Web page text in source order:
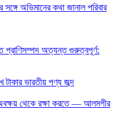
অভিমানের কথা জানাল পরিবার
প্রাণিসম্পদ অত্যন্ত গুরুত্বপূর্ণ:
টাকার ভারতীয় পণ্য জব্দ
থেকে রক্ষা করতে — আলমগীর